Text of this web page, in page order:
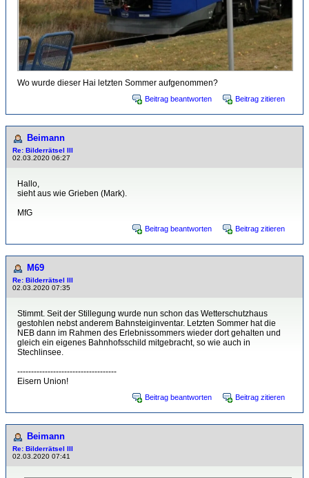
Wo wurde dieser Hai letzten Sommer aufgenommen?
Beitrag beantworten Beitrag zitieren
Beimann
Re: Bilderrätsel III
02.03.2020 06:27
Hallo,
sieht aus wie Grieben (Mark).
MfG
Beitrag beantworten Beitrag zitieren
M69
Re: Bilderrätsel III
02.03.2020 07:35
Stimmt. Seit der Stillegung wurde nun schon das Wetterschutzhaus
gestohlen nebst anderem Bahnsteiginventar. Letzten Sommer hat die
NEB dann im Rahmen des Erlebnissommers wieder dort gehalten und
gleich ein eigenes Bahnhofsschild mitgebracht, so wie auch in
Stechlinsee.
------------------------------------
Eisern Union!
Beitrag beantworten Beitrag zitieren
Beimann
Re: Bilderrätsel III
02.03.2020 07:41